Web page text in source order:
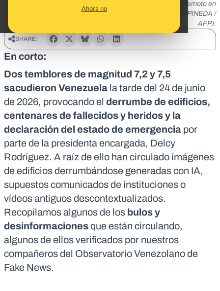
Ahora no
Vista de un edificio derruido en Caracas tras el terremoto en
Venezuela del 24 de junio de 2025. (Foto por LETICIA PINEDA /
AFP).
SHARE:
En corto:
Dos temblores de magnitud 7,2 y 7,5
sacudieron Venezuela la tarde del 24 de junio
de 2026, provocando el derrumbe de edificios,
centenares de fallecidos y heridos y la
declaración del estado de emergencia por
parte de la presidenta encargada, Delcy
Rodríguez. A raíz de ello han circulado imágenes
de edificios derrumbándose generadas con IA,
supuestos comunicados de instituciones o
vídeos antiguos descontextualizados.
Recopilamos algunos de los bulos y
desinformacionesque están circulando,
algunos de ellos verificados por nuestros
compañeros del Observatorio Venezolano de
Fake News.